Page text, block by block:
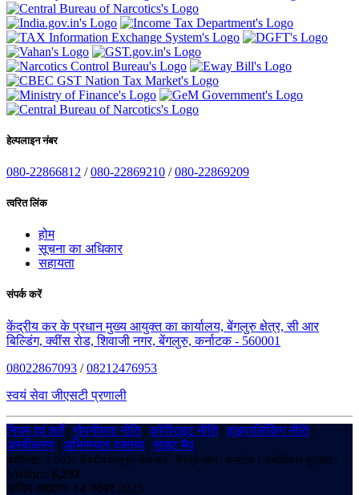
हेल्पलाइन नंबर
080-22866812 /080-22869210 /080-22869209
त्वरित लिंक
होम
सूचना का अधिकार
सहायता
संपर्क करें
केंद्रीय कर के प्रधान मुख्य आयुक्त का कार्यालय, बेंगलुरु क्षेत्र, सी आर
बिल्डिंग, क्वींस रोड, शिवाजी नगर, बेंगलुरु, कर्नाटक - 560001
08022867093 /08212476953
स्वयं सेवा जीएसटी प्रणाली
नियम एवं शर्तें|गोपनीयता नीति|कॉपीराइट नीति|हाइपरलिंकिंग नीति|
अस्वीकरण | अभिगम्यता वक्तव्य |साइट मैप
कॉपीराइट © 2025 केंद्रीय वस्तु एवं सेवा कर - बेंगलुरु ज़ोन - कर्नाटक। सर्वाधिकार सुरक्षित।
Visitors: 6,292
अंतिम अद्यतन: 14 नवंबर 2025